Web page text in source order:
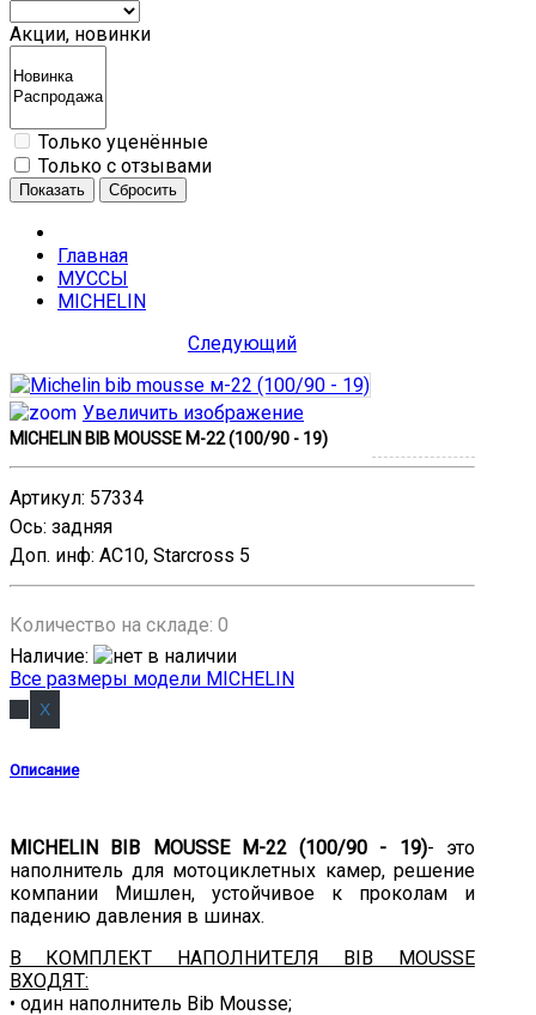
Акции, новинки
Только уценённые
Только с отзывами
Показать Сбросить
Главная
МУССЫ
MICHELIN
Следующий
Увеличить изображение
MICHELIN BIB MOUSSE М-22 (100/90 - 19)
Артикул: 57334
Ось: задняя
Доп. инф: AC10, Starcross 5
Количество на складе: 0
Наличие:
Все размеры модели MICHELIN
Описание
MICHELIN BIB MOUSSE М-22 (100/90 - 19)- это
наполнитель для мотоциклетных камер, решение
компании Мишлен, устойчивое к проколам и
падению давления в шинах.
В КОМПЛЕКТ НАПОЛНИТЕЛЯ BIB MOUSSE
ВХОДЯТ:
• один наполнитель Bib Mousse;